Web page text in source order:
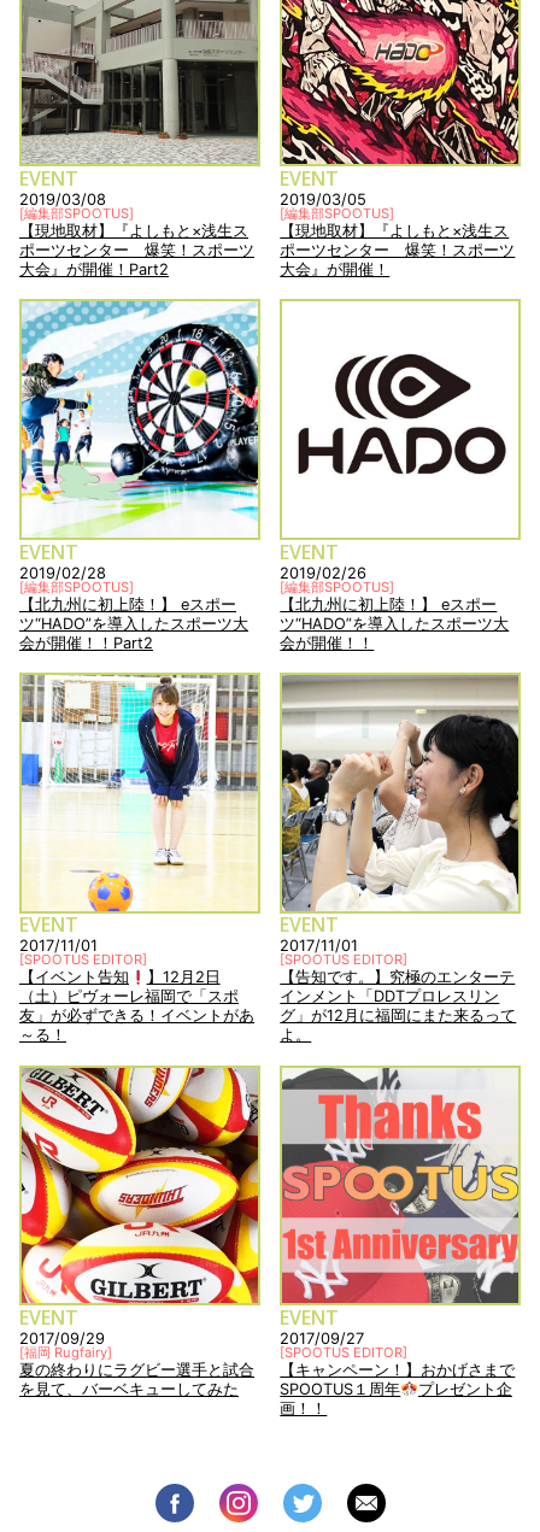
EVENT
2019/03/08
[編集部SPOOTUS]
【現地取材】『よしもと×浅生ス
ポーツセンター 爆笑！スポーツ
大会』が開催！Part2
EVENT
2019/03/05
[編集部SPOOTUS]
【現地取材】『よしもと×浅生ス
ポーツセンター 爆笑！スポーツ
大会』が開催！
EVENT
2019/02/28
[編集部SPOOTUS]
【北九州に初上陸！】 eスポー
ツ“HADO”を導入したスポーツ大
会が開催！！Part2
EVENT
2019/02/26
[編集部SPOOTUS]
【北九州に初上陸！】 eスポー
ツ“HADO”を導入したスポーツ大
会が開催！！
EVENT
2017/11/01
[SPOOTUS EDITOR]
【イベント告知
】12月2日
（土）ピヴォーレ福岡で「スポ
友」が必ずできる！イベントがあ
～る！
EVENT
2017/11/01
[SPOOTUS EDITOR]
【告知です。】究極のエンターテ
インメント「DDTプロレスリン
グ」が12月に福岡にまた来るって
よ。
EVENT
2017/09/29
[福岡 Rugfairy]
夏の終わりにラグビー選手と試合
を見て、バーベキューしてみた
EVENT
2017/09/27
[SPOOTUS EDITOR]
【キャンペーン！】おかげさまで
SPOOTUS１周年
プレゼント企
画！！